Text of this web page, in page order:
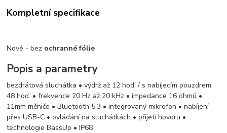
Kompletní specifikace
Nové - bez ochranné fólie
Popis a parametry
bezdrátová sluchátka • výdrž až 12 hod. / s nabíjecím pouzdrem
48 hod. • frekvence 20 Hz až 20 kHz • impedance 16 ohmů •
11mm měniče • Bluetooth 5.3 • integrovaný mikrofon • nabíjení
přes USB-C • ovládání na sluchátkách • přijetí hovoru •
technologie BassUp • IP68